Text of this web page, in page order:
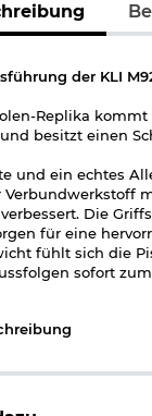
der KLI
Replika
besitzt einen
und ein echtes
Verbundwerkstoff
Die
für eine
fühlt sich die
sofort
ist
weshalb die M92
Diese Variante